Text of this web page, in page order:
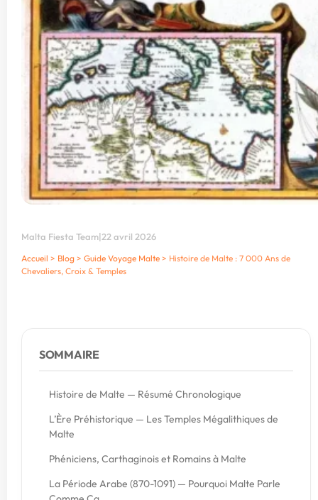
Malta Fiesta Team|22 avril 2026
Accueil > Blog > Guide Voyage Malte > Histoire de Malte : 7 000 Ans de
Chevaliers, Croix & Temples
SOMMAIRE
Histoire de Malte — Résumé Chronologique
L’Ère Préhistorique — Les Temples Mégalithiques de
Malte
Phéniciens, Carthaginois et Romains à Malte
La Période Arabe (870-1091) — Pourquoi Malte Parle